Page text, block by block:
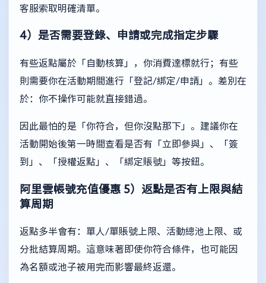
客服索取明確清單。
4）是否需要登錄、申請或完成指定步驟
有些返點屬於「自動核算」，你消費達標就行；有些
則需要你在活動期間進行「登記/綁定/申請」。差別在
於：你不操作可能就直接錯過。
因此最怕的是「你符合，但你沒點那下」。建議你在
活動開始後第一時間查看是否有「立即參與」、「簽
到」、「授權返點」、「綁定賬號」等按鈕。
阿里雲帳號充值優惠 5）返點是否有上限與結
算周期
返點多半會有：單人/單賬號上限、活動總池上限、或
分批結算周期。這意味著即使你符合條件，也可能因
為名額或池子被用完而影響最終返還。